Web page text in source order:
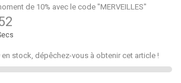
de 10% avec le code "MERVEILLES"
stock, dépêchez-vous à obtenir cet article !